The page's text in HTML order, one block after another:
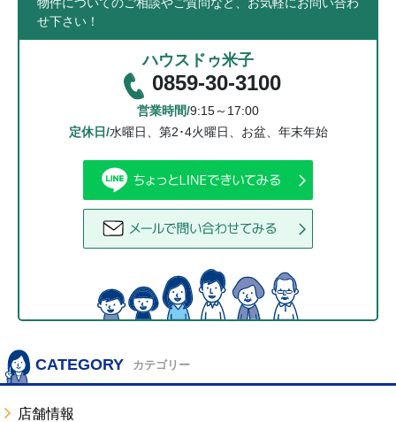
せ下さい！
ハウスドゥ米子
0859-30-3100
営業時間/9:15～17:00
定休日/水曜日、第2･4火曜日、お盆、年末年始
CATEGORY カテゴリー
店舗情報